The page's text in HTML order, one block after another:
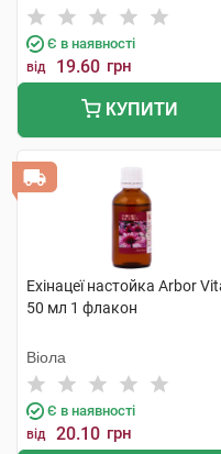
Є в наявності
від 19.60 грн
КУПИТИ
Ехінацеї настойка Arbor
50 мл 1 флакон
Віола
Є в наявності
від 20.10 грн